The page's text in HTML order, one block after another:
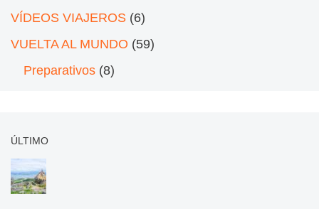
VÍDEOS VIAJEROS (6)
VUELTA AL MUNDO (59)
Preparativos (8)
ÚLTIMO